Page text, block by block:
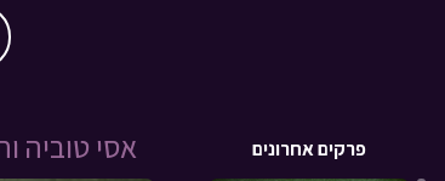
אסי טוביה פרקים אחרונים